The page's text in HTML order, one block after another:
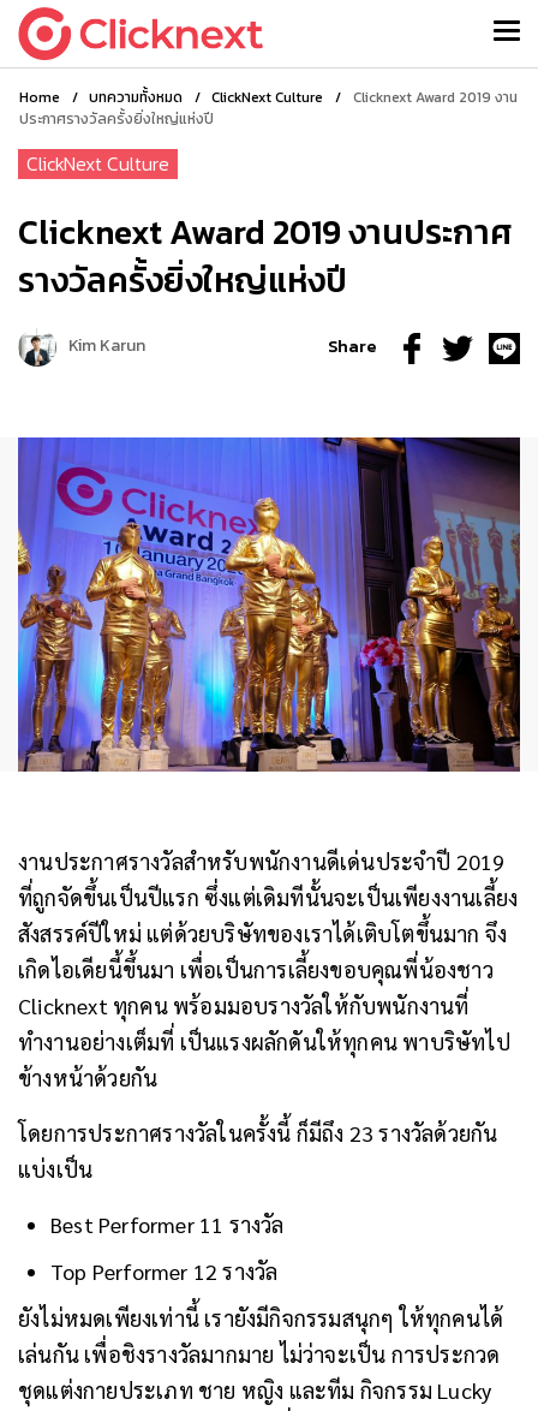
Home / บทความทั้งหมด / ClickNext Culture / Clicknext Award 2019 งาน
ประกาศรางวัลครั้งยิ่งใหญ่แห่งปี
ClickNext Culture
Clicknext Award 2019 งานประกาศ
รางวัลครั้งยิ่งใหญ่แห่งปี
Kim Karun Share
งานประกาศรางวัลสำหรับพนักงานดีเด่นประจำปี 2019
ที่ถูกจัดขึ้นเป็นปีแรก ซึ่งแต่เดิมทีนั้นจะเป็นเพียงงานเลี้ยง
สังสรรค์ปีใหม่ แต่ด้วยบริษัทของเราได้เติบโตขึ้นมาก จึง
เกิดไอเดียนี้ขึ้นมา เพื่อเป็นการเลี้ยงขอบคุณพี่น้องชาว
Clicknext ทุกคน พร้อมมอบรางวัลให้กับพนักงานที่
ทำงานอย่างเต็มที่ เป็นแรงผลักดันให้ทุกคน พาบริษัทไป
ข้างหน้าด้วยกัน
โดยการประกาศรางวัลในครั้งนี้ ก็มีถึง 23 รางวัลด้วยกัน
แบ่งเป็น
Best Performer 11 รางวัล
Top Performer 12 รางวัล
ยังไม่หมดเพียงเท่านี้ เรายังมีกิจกรรมสนุกๆ ให้ทุกคนได้
เล่นกัน เพื่อชิงรางวัลมากมาย ไม่ว่าจะเป็น การประกวด
ชุดแต่งกายประเภท ชาย หญิง และทีม กิจกรรม Lucky